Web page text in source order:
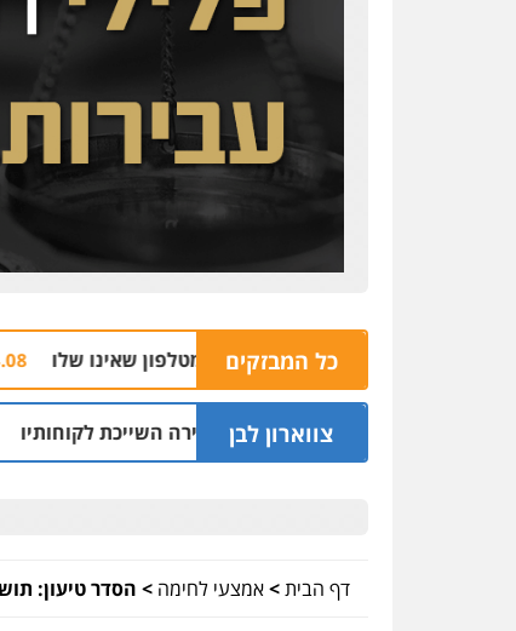
כל המבזקים 04.08 | 16:32
צווארון לבן
מיליון שקל על דירה השייכת לקוחותיו 03.08 | 19:52
דף הבית>אמצעי לחימה > הסדר טיעון: